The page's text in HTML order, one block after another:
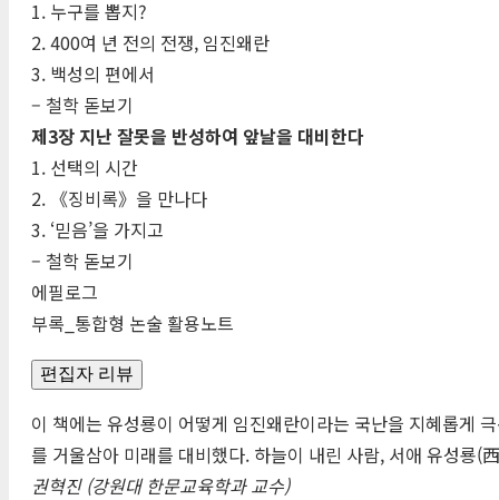
1. 누구를 뽑지?
2. 400여 년 전의 전쟁, 임진왜란
3. 백성의 편에서
– 철학 돋보기
제3장 지난 잘못을 반성하여 앞날을 대비한다
1. 선택의 시간
2. 《징비록》을 만나다
3. ‘믿음’을 가지고
– 철학 돋보기
에필로그
부록_통합형 논술 활용노트
편집자 리뷰
이 책에는 유성룡이 어떻게 임진왜란이라는 국난을 지혜롭게
를 거울삼아 미래를 대비했다. 하늘이 내린 사람, 서애 유성룡(
권혁진 (강원대 한문교육학과 교수)